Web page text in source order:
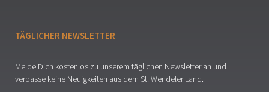
TÄGLICHER NEWSLETTER
Melde Dich kostenlos zu unserem täglichen Newsletter an und
verpasse keine Neuigkeiten aus dem St. Wendeler Land.